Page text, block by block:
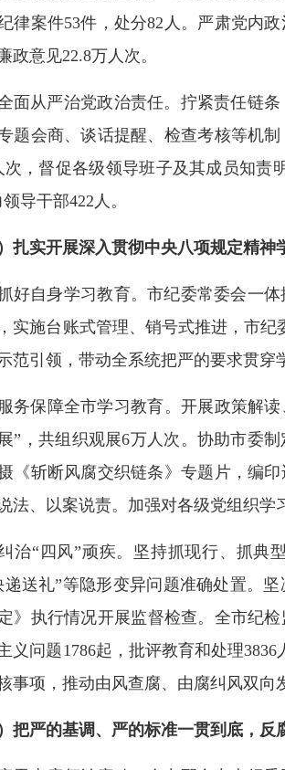
律案件53件，处分82人。严肃党内
政意见22.8万人次。
面从严治党政治责任。拧紧责任链
题会商、谈话提醒、检查考核等机
次，督促各级领导班子及其成员知
导干部422人。
）扎实开展深入贯彻中央八项规定精
好自身学习教育。市纪委常委会一
实施台账式管理、销号式推进，市
范引领，带动全系统把严的要求贯穿
务保障全市学习教育。开展政策解
”，共组织观展6万人次。协助市委
《斩断风腐交织链条》专题片，编
法、以案说责。加强对各级党组织学
治“四风”顽疾。坚持抓现行、抓典
递送礼”等隐形变异问题准确处置。
》执行情况开展监督检查。全市纪
义问题1786起，批评教育和处理
事项，推动由风查腐、由腐纠风双向
）把严的基调、严的标准一贯到底，